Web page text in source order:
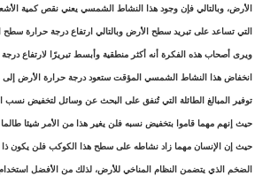
الأرض، وبالتالي فإن وجود هذا النشاط الشمسي يعني نقص كمية
التي تساعد على تبريد سطح الأرض وبالتالي ارتفاع درجة حرارة سطح
ويرى أصحاب هذه الفكرة أنه أكثر منطقية وأبسط تبريرًا لارتفاع
انخفاض هذا النشاط الشمسي المؤقت ستعود درجة حرارة الأرض إلى
توفير المبالغ الطائلة التي تُنفق على البحث عن وسائل لتخفيض نسب
حيث إنهم مهما قاموا بتخفيض نسبه فلن يغير هذا من الأمر شيئا
حيث إن الإنسان مهما زاد نشاطه على سطح هذا الكوكب فلن يكون ذا
الضخم الذي يتضمن النظام المناخي للأرض، لذلك من الأفضل استخدام